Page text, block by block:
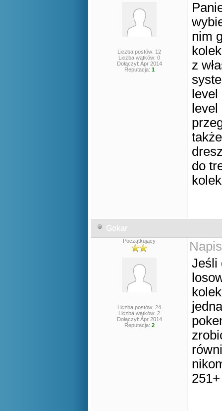
Liczba postów: 12
Liczba wątków: 0
Dołączył: Apr 2014
Reputacja: 1
nim
z
do
Gokar
Początkujący
Liczba postów: 24
Liczba wątków: 2
Dołączył: Apr 2014
Reputacja: 2
Jeśli